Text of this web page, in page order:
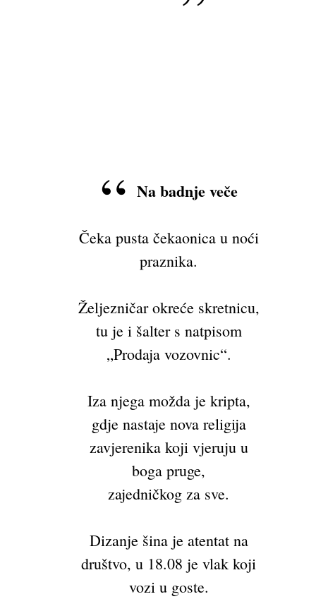
Na badnje veče
Čeka pusta čekaonica u noći
praznika.
Željezničar okreće skretnicu,
tu je i šalter s natpisom
„Prodaja vozovnic“.
Iza njega možda je kripta,
gdje nastaje nova religija
zavjerenika koji vjeruju u
boga pruge,
zajedničkog za sve.
Dizanje šina je atentat na
društvo, u 18.08 je vlak koji
vozi u goste.